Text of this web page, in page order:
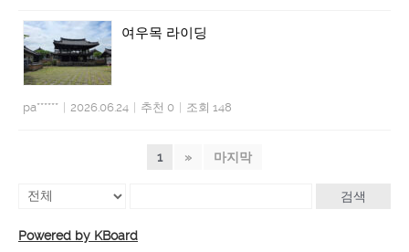
여우목 라이딩
pa****** 2026.06.24 추천 0 조회 148
1 » 마지막
검색
Powered by KBoard